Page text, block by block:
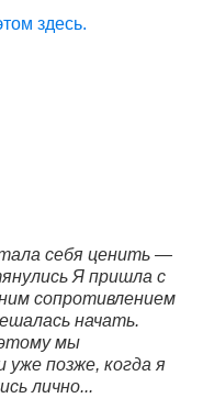
здесь.
себя ценить —
Я пришла с
сопротивлением
начать.
мы
позже, когда я
лично...